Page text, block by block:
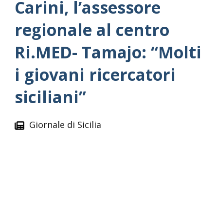
Carini, l’assessore
regionale al centro
Ri.MED- Tamajo: “Molti
i giovani ricercatori
siciliani”
Giornale di Sicilia